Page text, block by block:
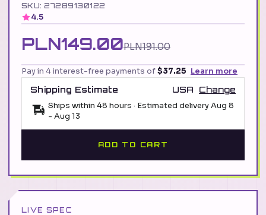
SKU: 27289130122
4.5
PLN149.00PLN191.00
Pay in 4 interest-free payments of$37.25 Learn more
Shipping Estimate
USA
Change
Ships within 48 hours · Estimated deliveryAug 8
- Aug 13
ADD TO CART
LIVE SPEC